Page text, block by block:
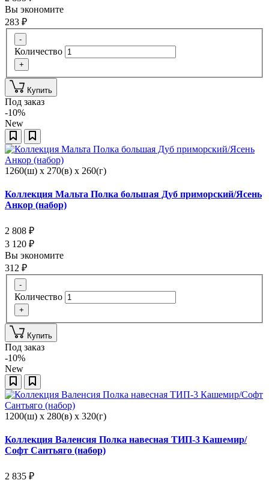
Вы экономите
283 ₽
-
Количество
+
Купить
Под заказ
-10%
New
1260(ш) x 270(в) x 260(г)
Коллекция Мальта Полка большая Дуб приморский/Ясень
Анкор (набор)
2 808 ₽
3 120 ₽
Вы экономите
312 ₽
-
Количество
+
Купить
Под заказ
-10%
New
1200(ш) x 280(в) x 320(г)
Коллекция Валенсия Полка навесная ТИП-3 Кашемир/
Софт Сантьяго (набор)
2 835 ₽